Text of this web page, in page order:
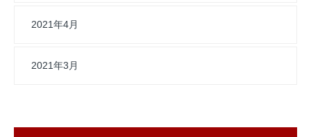
2021年4月
2021年3月